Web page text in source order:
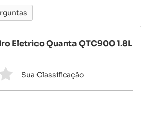
Eletrico Quanta QTC900 1.8L
Sua Classificação